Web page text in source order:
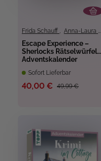
Frida Schauff , Anna-Laura Dietrich
Escape Experience –
Sherlocks Rätselwürfel
Adventskalender
Sofort Lieferbar
49,99 €
40,00 €